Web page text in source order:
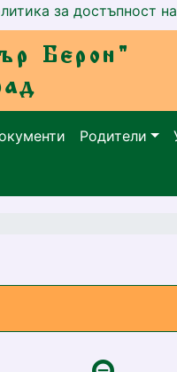
за достъпност
Родители